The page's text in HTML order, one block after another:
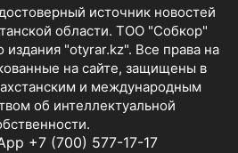
источник новостей
области. ТОО "Собкор"
издания "otyrar.kz". Все права на
на сайте, защищены в
и международным
об интеллектуальной
+7 (700) 577-17-17